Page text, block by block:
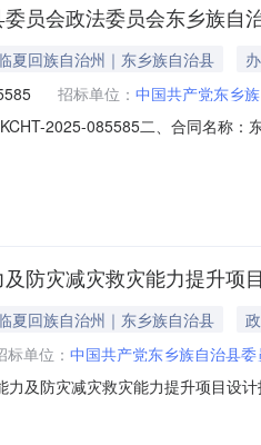
员会政法委员会东乡族
夏回族自治州｜东乡族自治县
招标单位： 中国共产党东乡
2025-085585二、合同名称
商(乙方)：甘肃靖华文汇科技有
防灾减灾救灾能力提升项
夏回族自治州｜东乡族自治县
标单位： 中国共产党东乡族自治县
力及防灾减灾救灾能力提升项目设
报名截止时间2025-11-